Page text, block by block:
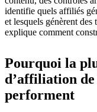
identifie quels affiliés
et lesquels génèrent
explique comment
Pourquoi la
d’affiliation
performent